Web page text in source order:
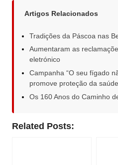
Artigos Relacionados
Tradições da Páscoa nas
Aumentaram as
eletrónico
Campanha “O seu fígado
promove proteção da
Os 160 Anos do Caminho
Related Posts: